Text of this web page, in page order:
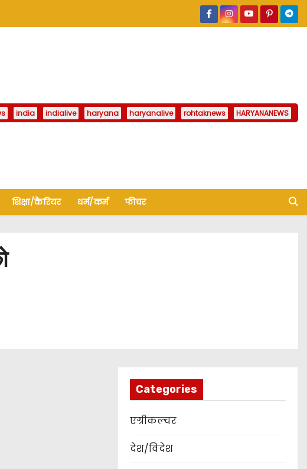
india indialive haryana haryanalive rohtaknews HARYANANEWS
शिक्षा/कैरियर धर्म/कर्म फीचर
Categories
एग्रीकल्चर
देश/विदेश